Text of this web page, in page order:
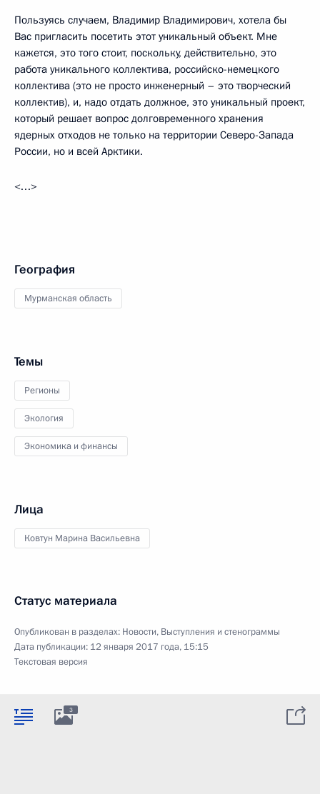
Пользуясь случаем, Владимир Владимирович, хотела бы
Вас пригласить посетить этот уникальный объект. Мне
кажется, это того стоит, поскольку, действительно, это
работа уникального коллектива, российско-немецкого
коллектива (это не просто инженерный – это творческий
коллектив), и, надо отдать должное, это уникальный проект,
который решает вопрос долговременного хранения
ядерных отходов не только на территории Северо-Запада
России, но и всей Арктики.
<…>
География
Мурманская область
Темы
Регионы
Экология
Экономика и финансы
Лица
Ковтун Марина Васильевна
Статус материала
Опубликован в разделах: Новости, Выступления и стенограммы
Дата публикации: 12 января 2017 года, 15:15
Текстовая версия
3